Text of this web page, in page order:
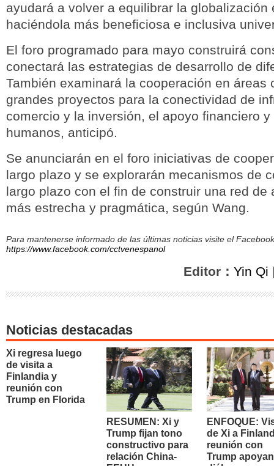
ayudará a volver a equilibrar la globalización
haciéndola más beneficiosa e inclusiva
El foro programado para mayo construirá
conectará las estrategias de desarrollo de
También examinará la cooperación en áreas
grandes proyectos para la conectividad de
comercio y la inversión, el apoyo financiero
humanos, anticipó.
Se anunciarán en el foro iniciativas de
largo plazo y se explorarán mecanismos de
largo plazo con el fin de construir una red de
más estrecha y pragmática, según Wang.
Para mantenerse informado de las últimas noticias visite el
https://www.facebook.com/cctvenespanol
Editor： Yin Qi
Noticias destacadas
Xi regresa luego
de visita a
Finlandia y
reunión con
Trump en Florida
RESUMEN: Xi y
Trump fijan tono
constructivo para
relación China-
ENFOQUE:
de Xi a
reunión con
Trump apoyan